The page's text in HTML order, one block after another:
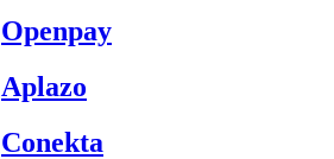
Openpay
Aplazo
Conekta